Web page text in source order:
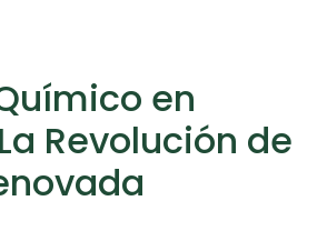
en
Revolución de